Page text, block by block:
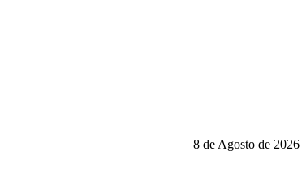
8 de Agosto de 2026